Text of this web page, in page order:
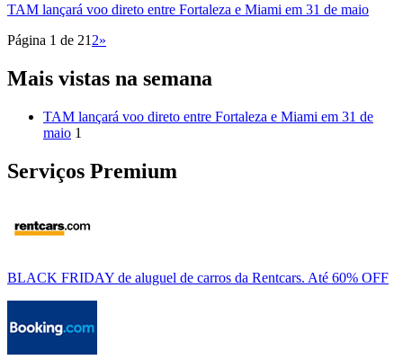
TAM lançará voo direto entre Fortaleza e Miami em 31 de maio
Página 1 de 21 2»
Mais vistas na semana
TAM lançará voo direto entre Fortaleza e Miami em 31 de
maio 1
Serviços Premium
BLACK FRIDAY de aluguel de carros da Rentcars. Até 60% OFF